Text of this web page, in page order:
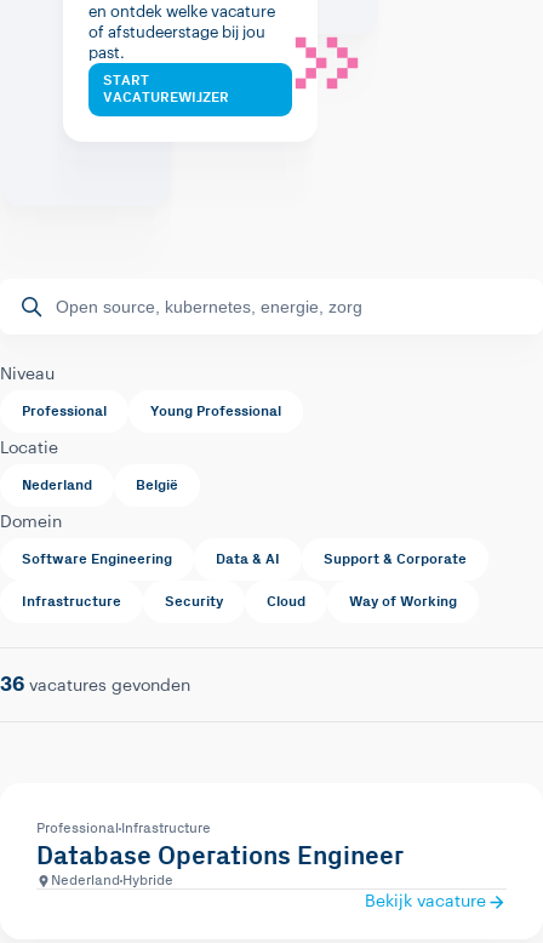
en ontdek welke vacature
of afstudeerstage bij jou
past.
START
VACATUREWIJZER
Niveau
Professional Young Professional
Locatie
Nederland België
Domein
Software Engineering Data & AI Support & Corporate
Infrastructure Security Cloud Way of Working
36 vacatures gevonden
Professional Infrastructure
Database Operations Engineer
Nederland Hybride
Bekijk vacature